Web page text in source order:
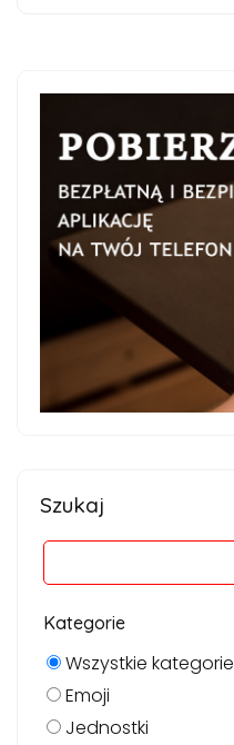
Szukaj
Kategorie
Wszystkie kategorie
Emoji
Jednostki